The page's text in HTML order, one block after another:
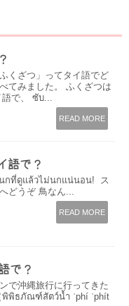
くざつ」ってタイ語でど
てみました。 ふくざつは
語で、 ซับ...
READ MORE
語で？
กที่ดูแล้วไม่นกแน่นอน! ス
どうぞ 鳥なん...
READ MORE
で？
で沖縄旅行に行ってきた
พิพิธภัณฑ์สัตว์น้ำ ˈphí ˈphít